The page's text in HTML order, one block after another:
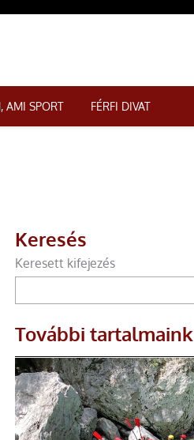
AMI SPORT FÉRFI DIVAT
Keresés
Keresett kifejezés
További tartalmaink